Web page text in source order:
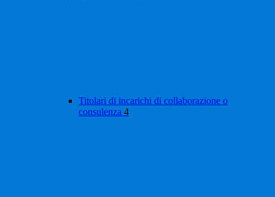
Titolari di incarichi di collaborazione o
consulenza 4